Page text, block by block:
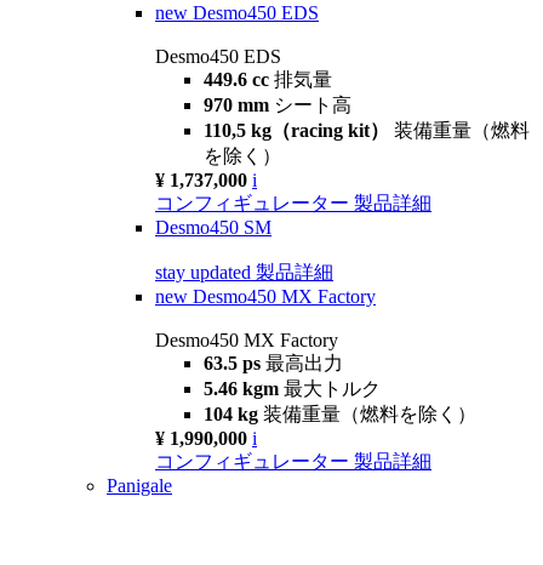
new Desmo450 EDS
Desmo450 EDS
449.6 cc 排気量
970 mm シート高
110,5 kg（racing kit） 装備重量（燃料
を除く）
¥ 1,737,000 i
コンフィギュレーター 製品詳細
Desmo450 SM
stay updated 製品詳細
new Desmo450 MX Factory
Desmo450 MX Factory
63.5 ps 最高出力
5.46 kgm 最大トルク
104 kg 装備重量（燃料を除く）
¥ 1,990,000 i
コンフィギュレーター 製品詳細
Panigale